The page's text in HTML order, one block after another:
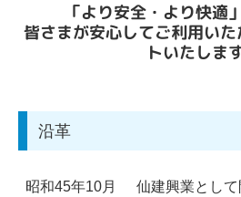
「より安全・より快適
皆さまが安心してご利用い
トいたします
沿革
昭和45年10月 仙建興業として